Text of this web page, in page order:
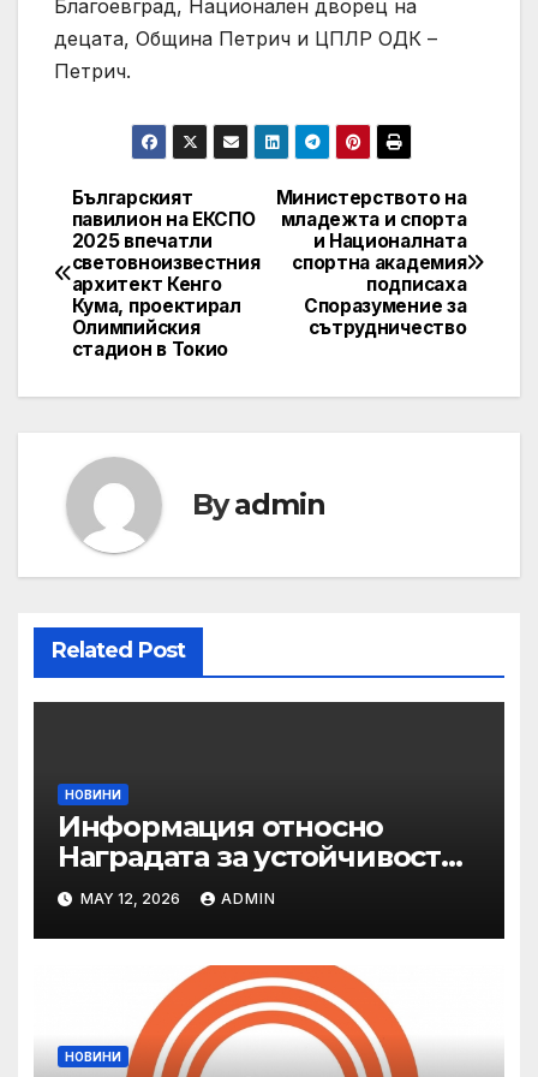
Благоевград, Национален дворец на
децата, Община Петрич и ЦПЛР ОДК –
Петрич.
Post
navigation
Министерството на
младежта и спорта
и Националната
спортна академия
подписаха
Споразумение за
сътрудничество
Българският
павилион на ЕКСПО
2025 впечатли
световноизвестния
архитект Кенго
Кума, проектирал
Олимпийския
стадион в Токио
Byadmin
Related Post
НОВИНИ
Информация относно
Наградата за устойчивост
на ОАЕ „Зайед“
MAY 12, 2026 ADMIN
НОВИНИ